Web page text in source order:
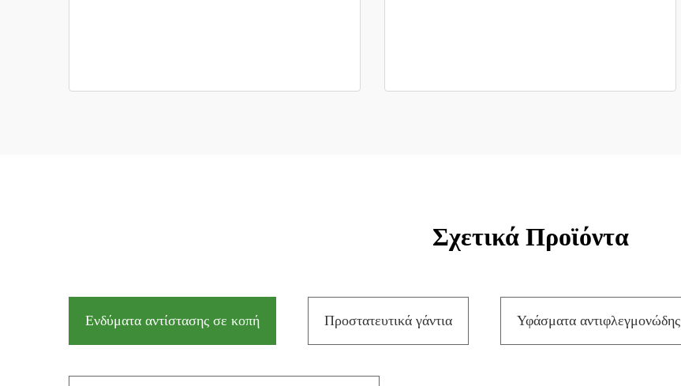
Σχετικά Προϊόντα
Ενδύματα αντίστασης σε κοπή Προστατευτικά γάντια Υφάσματα αντιφλεγμονώδης